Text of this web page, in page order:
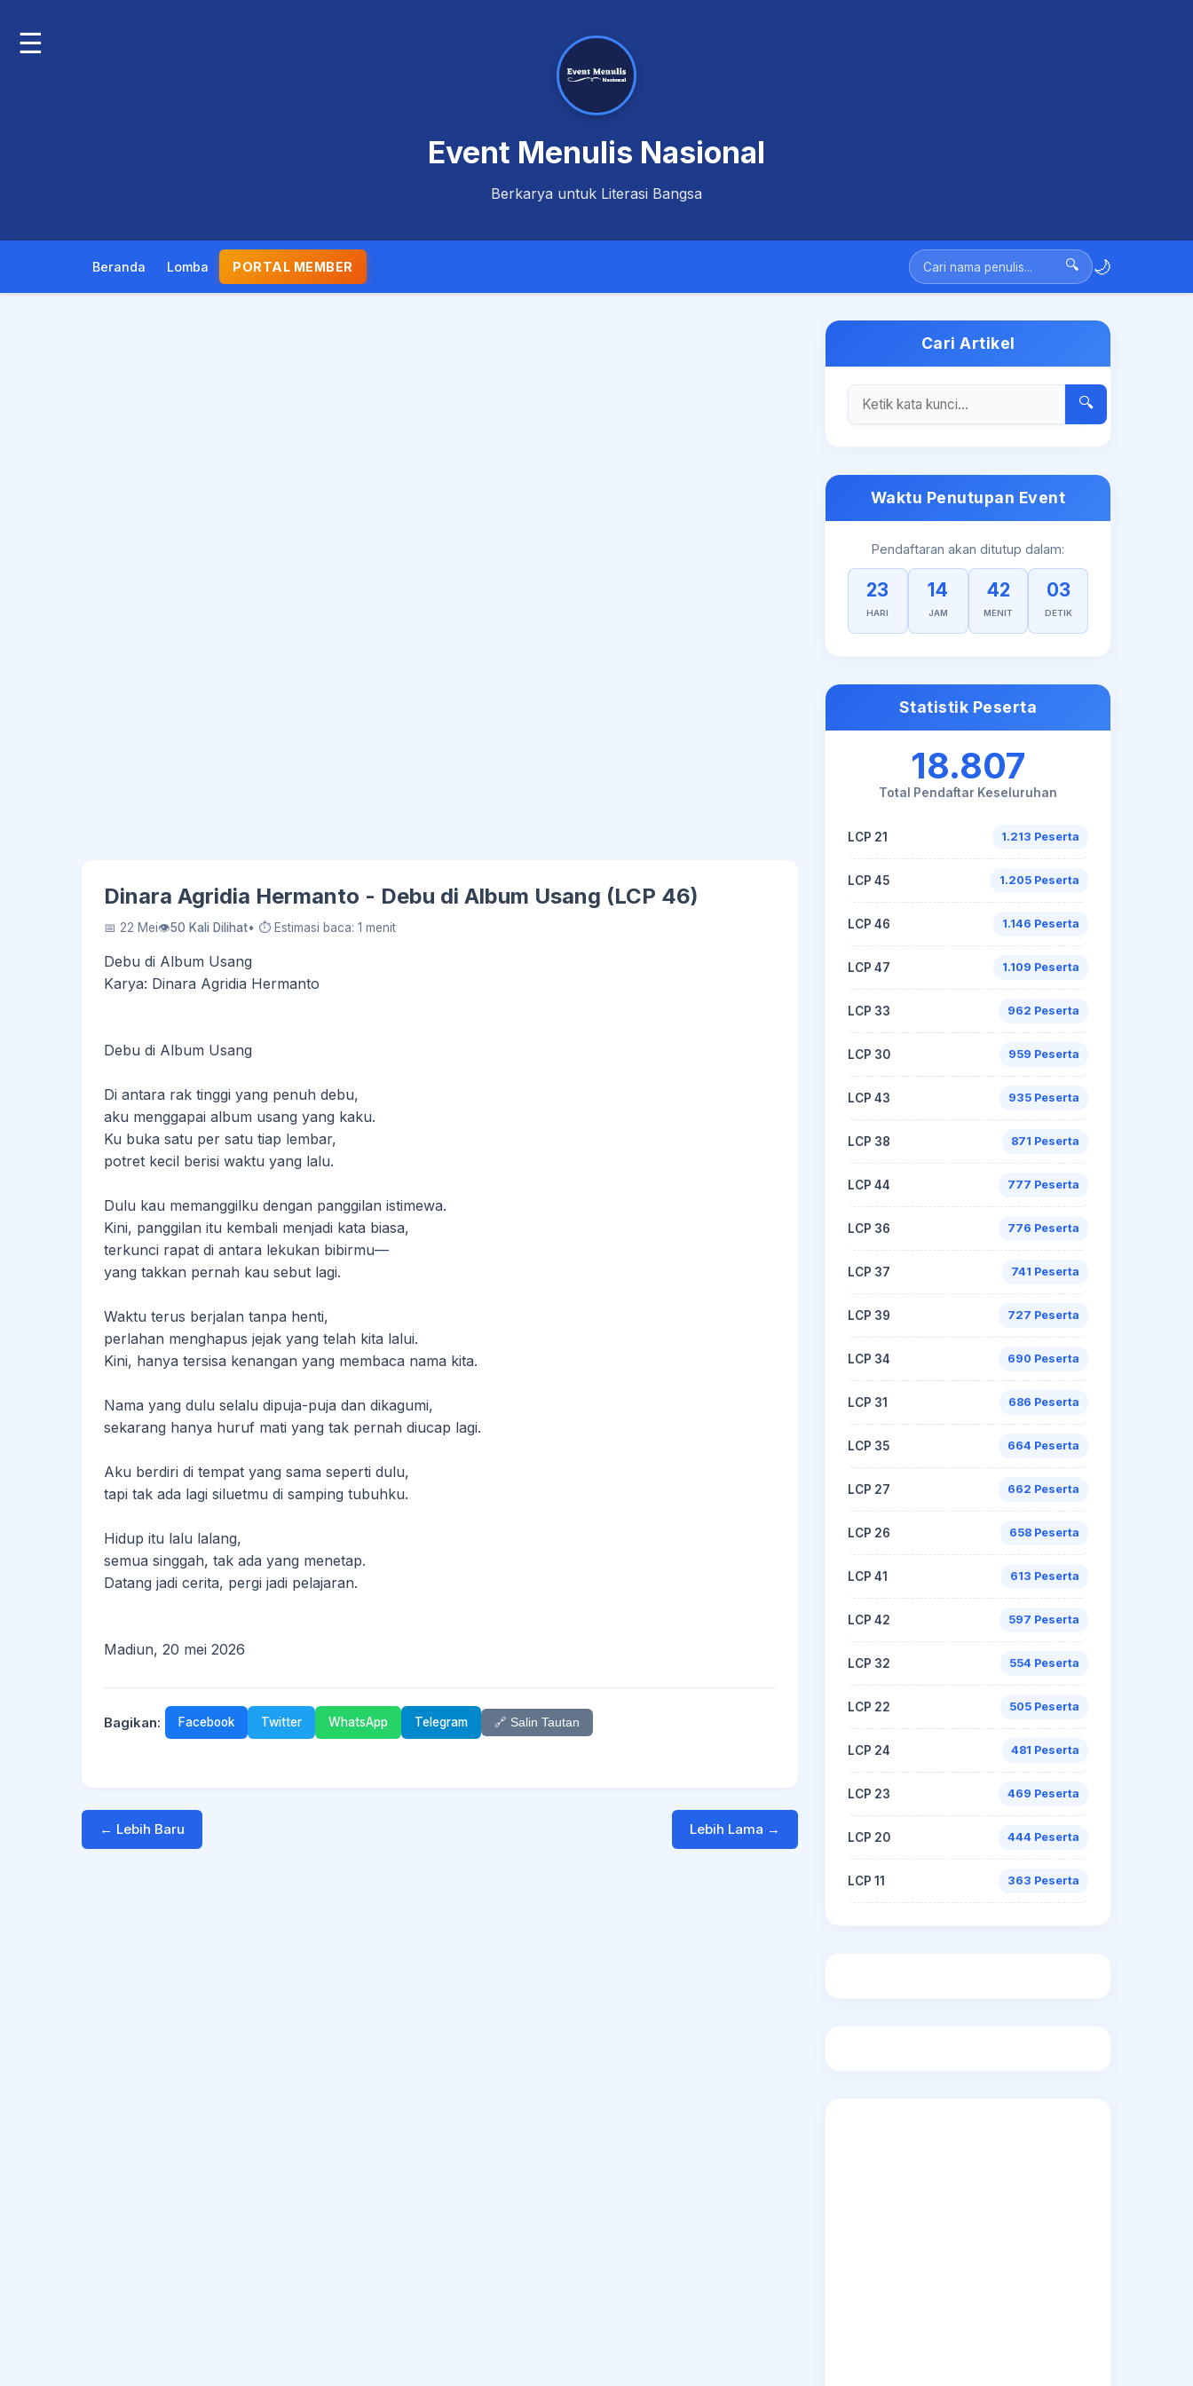
☰
Event Menulis Nasional
Berkarya untuk Literasi Bangsa
Beranda Lomba PORTAL MEMBER 🔍 🌙
Dinara Agridia Hermanto - Debu di Album Usang (LCP 46)
📅 22 Mei👁50 Kali Dilihat• ⏱ Estimasi baca: 1 menit
Debu di Album Usang
Karya: Dinara Agridia Hermanto
Debu di Album Usang
Di antara rak tinggi yang penuh debu,
aku menggapai album usang yang kaku.
Ku buka satu per satu tiap lembar,
potret kecil berisi waktu yang lalu.
Dulu kau memanggilku dengan panggilan istimewa.
Kini, panggilan itu kembali menjadi kata biasa,
terkunci rapat di antara lekukan bibirmu—
yang takkan pernah kau sebut lagi.
Waktu terus berjalan tanpa henti,
perlahan menghapus jejak yang telah kita lalui.
Kini, hanya tersisa kenangan yang membaca nama kita.
Nama yang dulu selalu dipuja-puja dan dikagumi,
sekarang hanya huruf mati yang tak pernah diucap lagi.
Aku berdiri di tempat yang sama seperti dulu,
tapi tak ada lagi siluetmu di samping tubuhku.
Hidup itu lalu lalang,
semua singgah, tak ada yang menetap.
Datang jadi cerita, pergi jadi pelajaran.
Madiun, 20 mei 2026
Bagikan: Facebook Twitter WhatsApp Telegram 🔗 Salin Tautan
← Lebih Baru Lebih Lama →
Cari Artikel
🔍
Waktu Penutupan Event
Pendaftaran akan ditutup dalam:
23
HARI
14
JAM
42
MENIT
02
DETIK
Statistik Peserta
18.807
Total Pendaftar Keseluruhan
LCP 21 1.213 Peserta
LCP 45 1.205 Peserta
LCP 46 1.146 Peserta
LCP 47 1.109 Peserta
LCP 33 962 Peserta
LCP 30 959 Peserta
LCP 43 935 Peserta
LCP 38 871 Peserta
LCP 44 777 Peserta
LCP 36 776 Peserta
LCP 37 741 Peserta
LCP 39 727 Peserta
LCP 34 690 Peserta
LCP 31 686 Peserta
LCP 35 664 Peserta
LCP 27 662 Peserta
LCP 26 658 Peserta
LCP 41 613 Peserta
LCP 42 597 Peserta
LCP 32 554 Peserta
LCP 22 505 Peserta
LCP 24 481 Peserta
LCP 23 469 Peserta
LCP 20 444 Peserta
LCP 11 363 Peserta